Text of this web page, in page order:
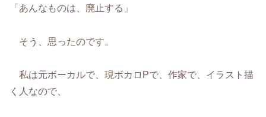
「あんなものは、廃止する」
そう、思ったのです。
私は元ボーカルで、現ボカロPで、作家で、イラスト描
く人なので、